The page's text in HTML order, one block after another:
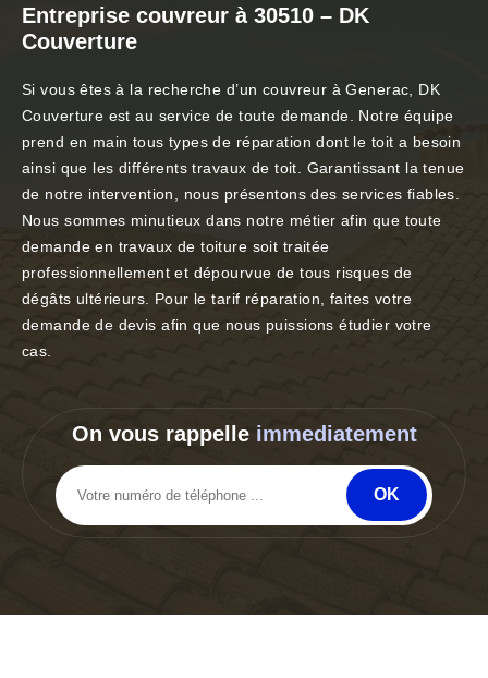
Entreprise couvreur à 30510 – DK
Couverture
Si vous êtes à la recherche d’un couvreur à Generac, DK
Couverture est au service de toute demande. Notre équipe
prend en main tous types de réparation dont le toit a besoin
ainsi que les différents travaux de toit. Garantissant la tenue
de notre intervention, nous présentons des services fiables.
Nous sommes minutieux dans notre métier afin que toute
demande en travaux de toiture soit traitée
professionnellement et dépourvue de tous risques de
dégâts ultérieurs. Pour le tarif réparation, faites votre
demande de devis afin que nous puissions étudier votre
cas.
On vous rappelle immediatement